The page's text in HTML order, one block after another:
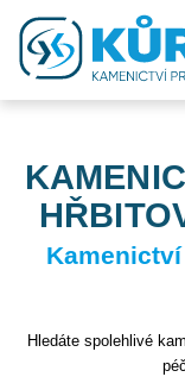
Hledáte spolehlivé